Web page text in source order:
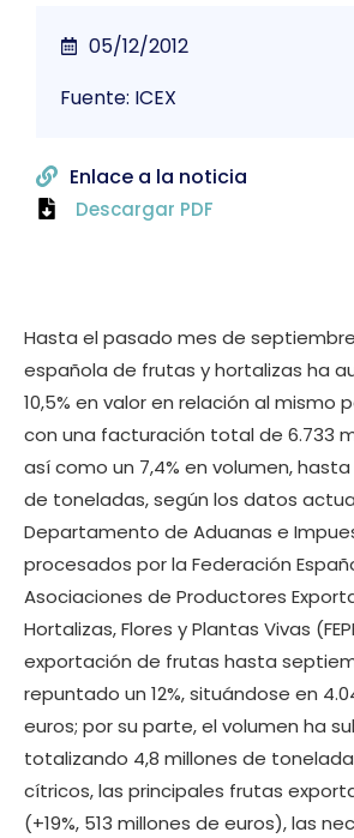
Hasta el pasado mes de
española de frutas y hortalizas ha
10,5% en valor en relación al mismo
con una facturación total de 6.733
así como un 7,4% en volumen, hasta
de toneladas, según los datos
Departamento de Aduanas e
procesados por la Federación
Asociaciones de Productores
Hortalizas, Flores y Plantas Vivas
exportación de frutas hasta
repuntado un 12%, situándose en
euros; por su parte, el volumen ha
totalizando 4,8 millones de
cítricos, las principales frutas
(+19%, 513 millones de euros), las
05/12/2012
Fuente: ICEX
Enlace a la noticia
Descargar PDF